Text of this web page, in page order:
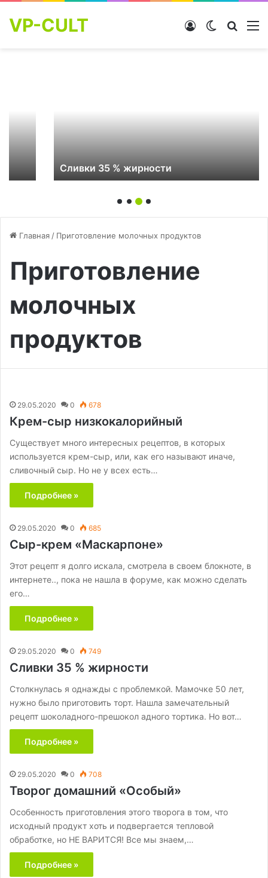
VP-CULT Switch skin
Войти
Сливки 35 % жирности
Главная / Приготовление молочных продуктов
Приготовление
молочных
продуктов
29.05.2020 0 678
Крем-сыр низкокалорийный
Существует много интересных рецептов, в которых
используется крем-сыр, или, как его называют иначе,
сливочный сыр. Но не у всех есть…
Подробнее »
29.05.2020 0 685
Сыр-крем «Маскарпоне»
Этот рецепт я долго искала, смотрела в своем блокноте, в
интернете.., пока не нашла в форуме, как можно сделать
его…
Подробнее »
29.05.2020 0 749
Сливки 35 % жирности
Столкнулась я однажды с проблемкой. Мамочке 50 лет,
нужно было приготовить торт. Нашла замечательный
рецепт шоколадного-прешокол адного тортика. Но вот…
Подробнее »
29.05.2020 0 708
Творог домашний «Особый»
Особенность приготовления этого творога в том, что
исходный продукт хоть и подвергается тепловой
обработке, но НЕ ВАРИТСЯ! Все мы знаем,…
Подробнее »